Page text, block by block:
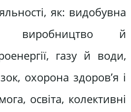
як: видобувна
виробництво й
газу й води,
охорона здоров’я і
освіта, колективні